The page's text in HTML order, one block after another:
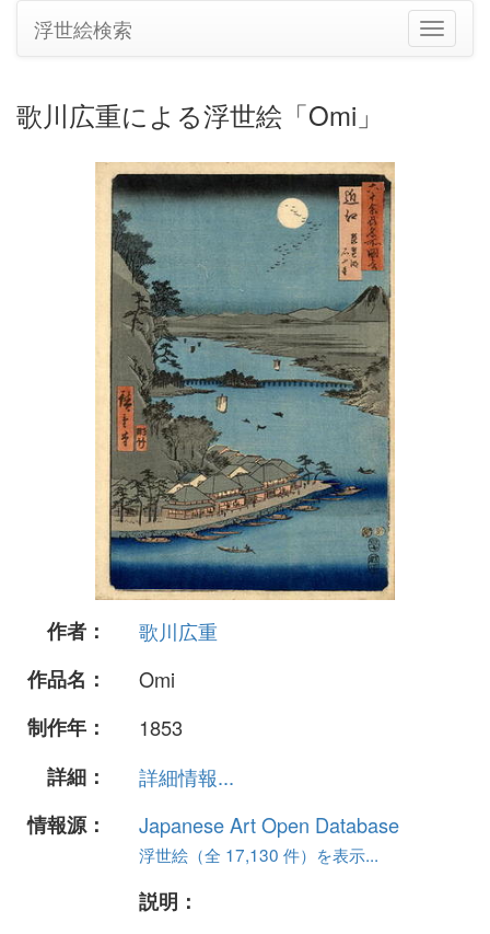
ナ
ビ
浮世絵検索
歌川広重による浮世絵「Omi」
作者：
歌川広重
作品名：
Omi
制作年：
1853
詳細：
詳細情報...
情報源：
Japanese Art Open Database
浮世絵（全 17,130 件）を表示...
説明：